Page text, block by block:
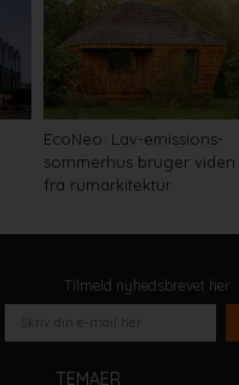
EcoNeo: Lav-emissions-
sommerhus bruger viden
fra rumarkitektur
Tilmeld nyhedsbrevet her
TEMAER